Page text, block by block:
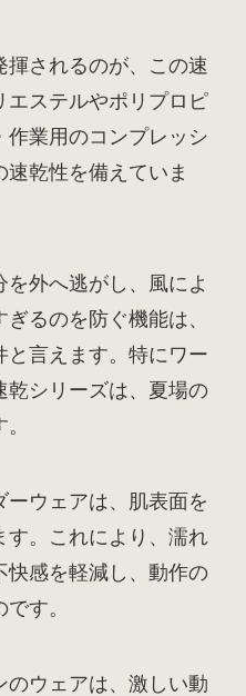
揮されるのが、この速
エステルやポリプロピ
作業用のコンプレッシ
速乾性を備えていま
外へ逃がし、風によ
るのを防ぐ機能は、
言えます。特にワー
乾シリーズは、夏場の
ーウェアは、肌表面を
す。これにより、濡れ
快感を軽減し、動作の
す。
ウェアは、激しい動